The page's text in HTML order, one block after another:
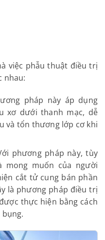
niệu, đường ruột
nhau:
pháp này áp dụng
dưới thanh mạc, dễ
và tổn thương lớp cơ
phương pháp này, tùy